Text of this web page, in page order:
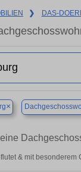
❯ DAS-
×
& mit